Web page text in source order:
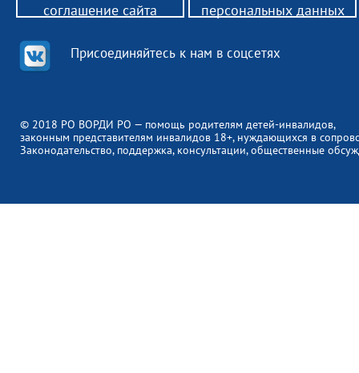
© 2018 РО ВОРДИ РО — помощь родителям детей-инвалидов,
законным представителям инвалидов 18+, нуждающихся в
Законодательство, поддержка, консультации, общественные
Присоединяйтесь к нам в соцсетях
соглашение сайта
персональных данных